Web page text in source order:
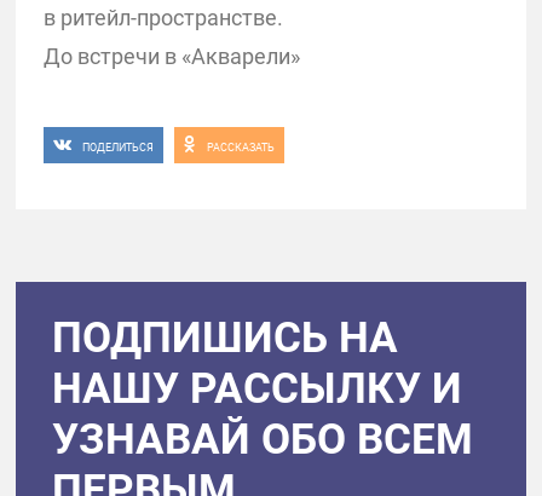
в ритейл-пространстве.
До встречи в «Акварели»
ПОДЕЛИТЬСЯ РАССКАЗАТЬ
ПОДПИШИСЬ НА
НАШУ РАССЫЛКУ И
УЗНАВАЙ ОБО ВСЕМ